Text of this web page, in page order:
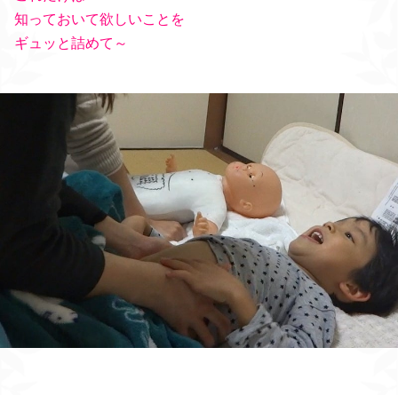
知っておいて欲しいことを
ギュッと詰めて～